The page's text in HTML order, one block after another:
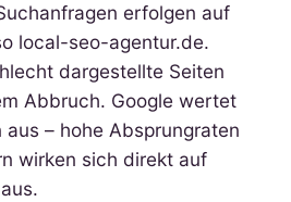
erfolgen auf
local-seo-agentur.de.
dargestellte Seiten
Abbruch. Google wertet
– hohe Absprungraten
wirken sich direkt auf